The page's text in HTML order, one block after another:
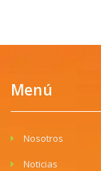
Menú
Nosotros
Noticias